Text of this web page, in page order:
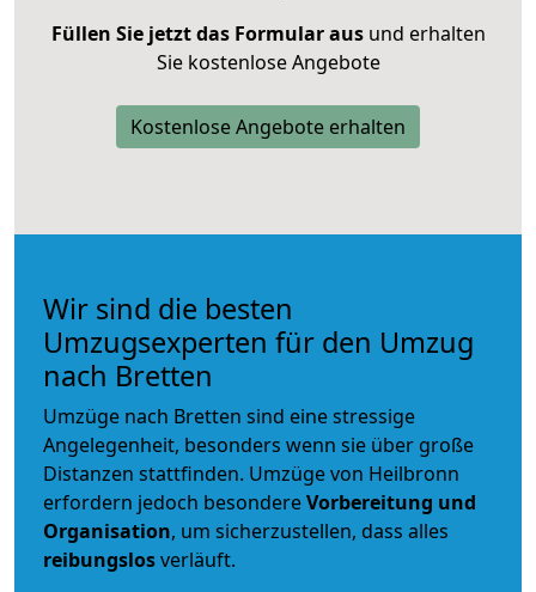
Füllen Sie jetzt das Formular ausund erhalten
Sie kostenlose Angebote
Kostenlose Angebote erhalten
Wir sind die besten
Umzugsexperten für den Umzug
nach Bretten
Umzüge nach Bretten sind eine stressige
Angelegenheit, besonders wenn sie über große
Distanzen stattfinden. Umzüge von Heilbronn
erfordern jedoch besondereVorbereitung und
Organisation, um sicherzustellen, dass alles
reibungslosverläuft.